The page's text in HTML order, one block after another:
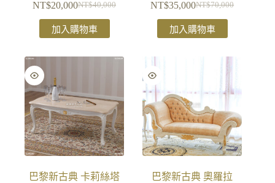
NT$40,000
NT$20,000
加入購物車
NT$70,000
NT$35,000
加入購物車
巴黎新古典 卡莉絲塔
巴黎新古典 奧羅拉